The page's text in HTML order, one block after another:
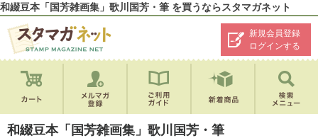
和綴豆本「国芳雑画集」歌川国芳・筆 を買うならスタマガネット
新規会員登録
ログインする
和綴豆本「国芳雑画集」歌川国芳・筆